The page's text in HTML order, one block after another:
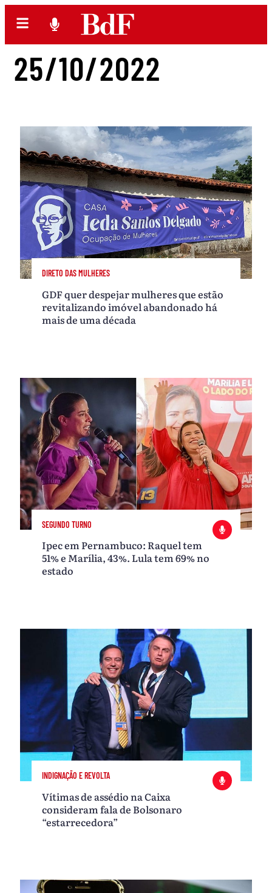
25/10/2022
DIRETO DAS MULHERES
GDF quer despejar mulheres que estão
revitalizando imóvel abandonado há
mais de uma década
SEGUNDO TURNO
Ipec em Pernambuco: Raquel tem
51% e Marília, 43%. Lula tem 69% no
estado
INDIGNAÇÃO E REVOLTA
Vítimas de assédio na Caixa
consideram fala de Bolsonaro
“estarrecedora”